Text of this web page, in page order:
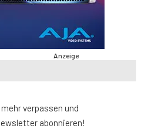
Anzeige
verpassen und
abonnieren!